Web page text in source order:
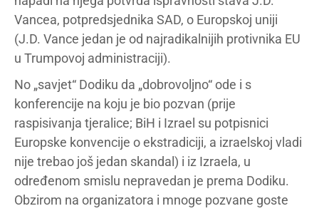
Vancea, potpredsjednika SAD, o Europskoj uniji
(J.D. Vance jedan je od najradikalnijih protivnika EU
u Trumpovoj administraciji).
No „savjet“ Dodiku da „dobrovoljno“ ode i s
konferencije na koju je bio pozvan (prije
raspisivanja tjeralice; BiH i Izrael su potpisnici
Europske konvencije o ekstradiciji, a izraelskoj vladi
nije trebao još jedan skandal) i iz Izraela, u
određenom smislu nepravedan je prema Dodiku.
Obzirom na organizatora i mnoge pozvane goste